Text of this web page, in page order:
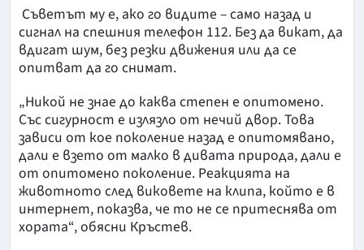
Съветът му е, ако го видите – само назад и
сигнал на спешния телефон 112. Без да викат, да
вдигат шум, без резки движения или да се
опитват да го снимат.
„Никой не знае до каква степен е опитомено.
Със сигурност е излязло от нечий двор. Това
зависи от кое поколение назад е опитомявано,
дали е взето от малко в дивата природа, дали е
от опитомено поколение. Реакцията на
животното след виковете на клипа, който е в
интернет, показва, че то не се притеснява от
хората“, обясни Кръстев.